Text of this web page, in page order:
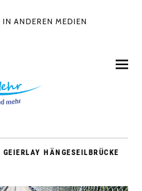
IN ANDEREN MEDIEN
GEIERLAY HÄNGESEILBRÜCKE